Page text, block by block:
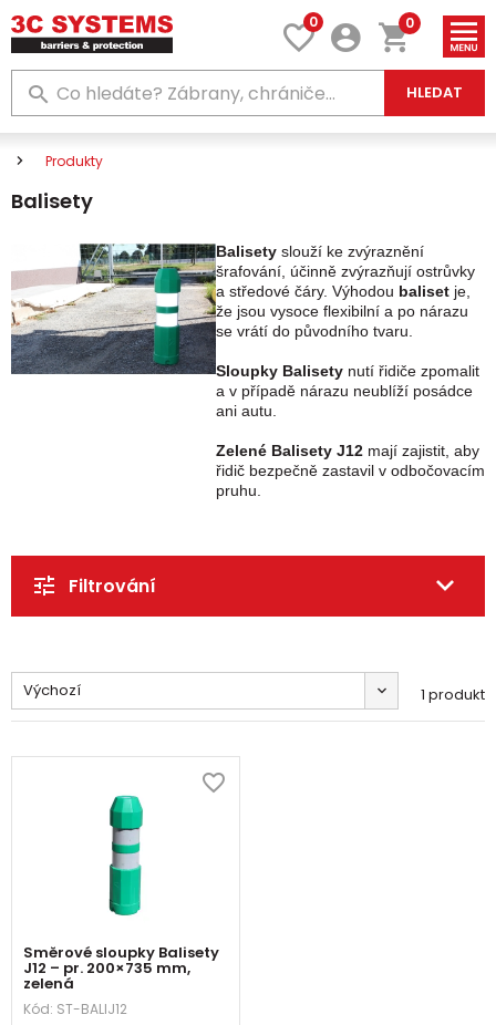
0
HLEDAT
0
Produkty
Balisety
Balisety slouží ke zvýraznění
šrafování, účinně zvýrazňují ostrůvky
a středové čáry. Výhodou baliset je,
že jsou vysoce flexibilní a po nárazu
se vrátí do původního tvaru.
Sloupky Balisety nutí řidiče zpomalit
a v případě nárazu neublíží posádce
ani autu.
Zelené Balisety J12 mají zajistit, aby
řidič bezpečně zastavil v odbočovacím
pruhu.
Filtrování
Výchozí 1 produkt
Směrové sloupky Balisety
J12 – pr. 200×735 mm,
zelená
Kód: ST-BALIJ12